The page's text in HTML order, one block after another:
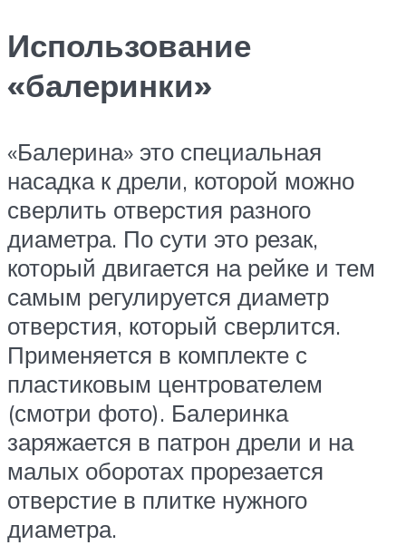
Использование
«балеринки»
«Балерина» это специальная
насадка к дрели, которой можно
сверлить отверстия разного
диаметра. По сути это резак,
который двигается на рейке и тем
самым регулируется диаметр
отверстия, который сверлится.
Применяется в комплекте с
пластиковым центрователем
(смотри фото). Балеринка
заряжается в патрон дрели и на
малых оборотах прорезается
отверстие в плитке нужного
диаметра.